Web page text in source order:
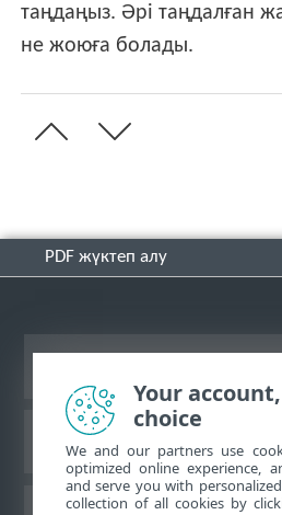
таңдаңыз. Әрі таңдалған
не жоюға болады.
PDF жүктеп алу
ESET білім
Your
choice
We and our partners use
optimized online experience,
and serve you with
collection of all cookies by